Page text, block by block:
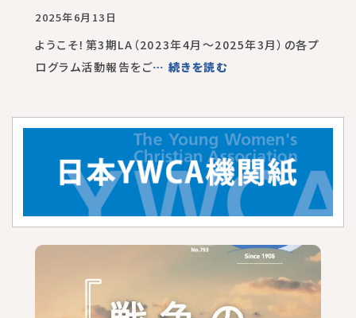
2025年6月13日
ようこそ！第3期LA（2023年4月～2025年3月）の各プ
ログラム活動報告をご… 続きを読む